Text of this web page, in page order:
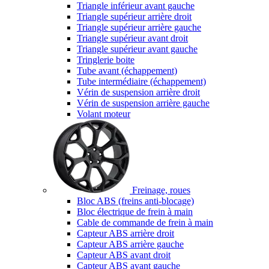
Triangle inférieur avant gauche
Triangle supérieur arrière droit
Triangle supérieur arrière gauche
Triangle supérieur avant droit
Triangle supérieur avant gauche
Tringlerie boite
Tube avant (échappement)
Tube intermédiaire (échappement)
Vérin de suspension arrière droit
Vérin de suspension arrière gauche
Volant moteur
Freinage, roues
Bloc ABS (freins anti-blocage)
Bloc électrique de frein à main
Cable de commande de frein à main
Capteur ABS arrière droit
Capteur ABS arrière gauche
Capteur ABS avant droit
Capteur ABS avant gauche